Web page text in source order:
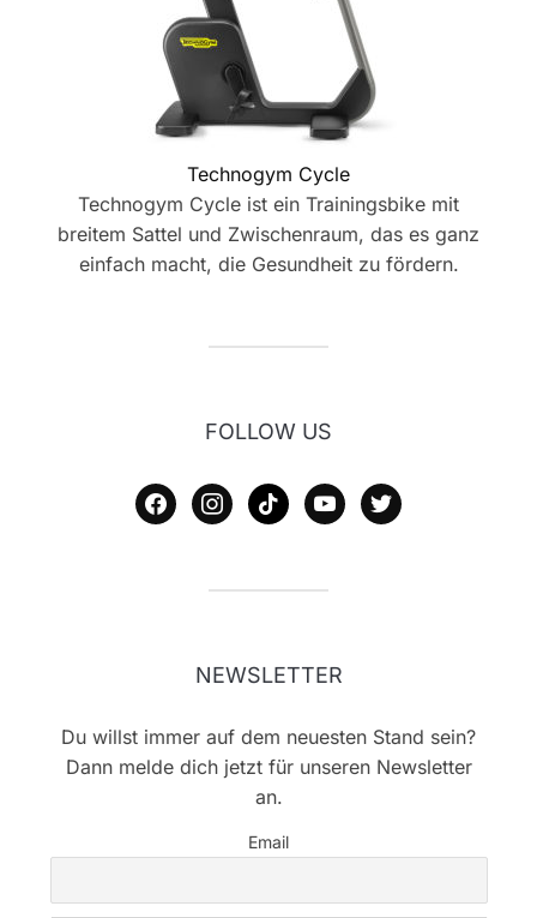
Technogym Cycle
Technogym Cycle ist ein Trainingsbike mit
breitem Sattel und Zwischenraum, das es ganz
einfach macht, die Gesundheit zu fördern.
FOLLOW US
facebookinstagram
tiktok youtubetwitter
NEWSLETTER
Du willst immer auf dem neuesten Stand sein?
Dann melde dich jetzt für unseren Newsletter
an.
Email